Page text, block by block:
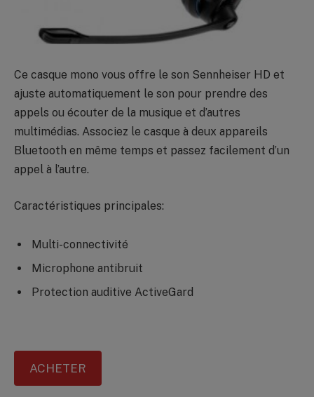
Ce casque mono vous offre le son Sennheiser HD et
ajuste automatiquement le son pour prendre des
appels ou écouter de la musique et d’autres
multimédias. Associez le casque à deux appareils
Bluetooth en même temps et passez facilement d’un
appel à l’autre.
Caractéristiques principales:
Multi-connectivité
Microphone antibruit
Protection auditive ActiveGard
ACHETER